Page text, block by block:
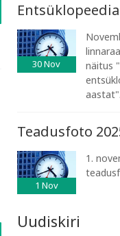
30Nov
näitus
Teadusfoto
1 Nov
1.
Uudiskiri